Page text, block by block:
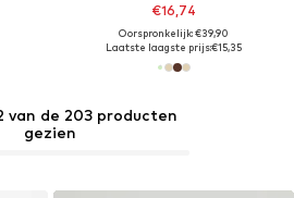
€16,74
Oorspronkelijk: €39,90
Laatste laagste prijs:€15,35
van de 203 producten
gezien